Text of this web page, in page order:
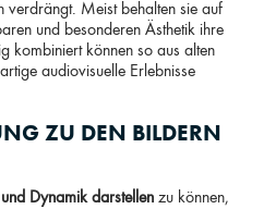
verdrängt. Meist behalten sie auf
und besonderen Ästhetik ihre
kombiniert können so aus alten
audiovisuelle Erlebnisse
ZU DEN BILDERN
Dynamik darstellen zu können,